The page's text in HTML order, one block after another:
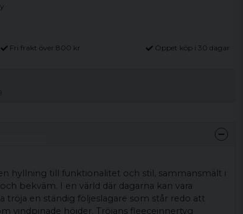
Fri frakt över 800 kr Öppet köp i 30 dagar
hyllning till funktionalitet och stil, sammansmält i
bekväm. I en värld där dagarna kan vara
tröja en ständig följeslagare som står redo att
vindpinade höjder. Tröjans fleeceinnertyg